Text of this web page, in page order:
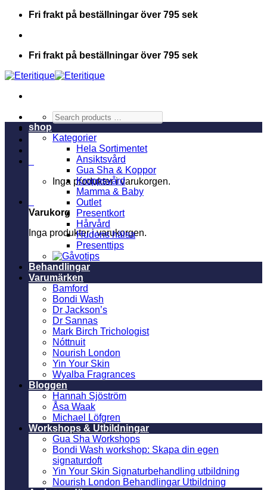
Skip
content
Fri frakt på beställningar över 795 sek
Fri frakt på beställningar över 795 sek
Search
products
…
Inga produkter i varukorgen.
Varukorg
Inga produkter i varukorgen.
shop
Kategorier
Hela Sortimentet
Ansiktsvård
Gua Sha & Koppor
Kroppsvård
Mamma & Baby
Outlet
Presentkort
Hårvård
Hudens hälsa
Presenttips
Behandlingar
Varumärken
Bamford
Bondi Wash
Dr Jackson’s
Dr Sannas
Mark Birch Trichologist
Nóttnuit
Nourish London
Yin Your Skin
Wyalba Fragrances
Bloggen
Hannah Sjöström
Åsa Waak
Michael Löfgren
Workshops & Utbildningar
Gua Sha Workshops
Bondi Wash workshop: Skapa din egen
signaturdoft
Yin Your Skin Signaturbehandling utbildning
Nourish London Behandlingar Utbildning